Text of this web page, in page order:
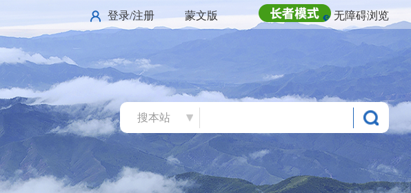
登录/注册 蒙文版 无障碍浏览
搜本站